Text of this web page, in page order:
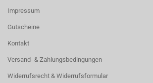
Impressum
Gutscheine
Kontakt
Versand- & Zahlungsbedingungen
Widerrufsrecht & Widerrufsformular